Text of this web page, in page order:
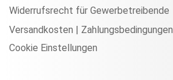
Widerrufsrecht für Gewerbetreibende
Versandkosten | Zahlungsbedingungen
Cookie Einstellungen